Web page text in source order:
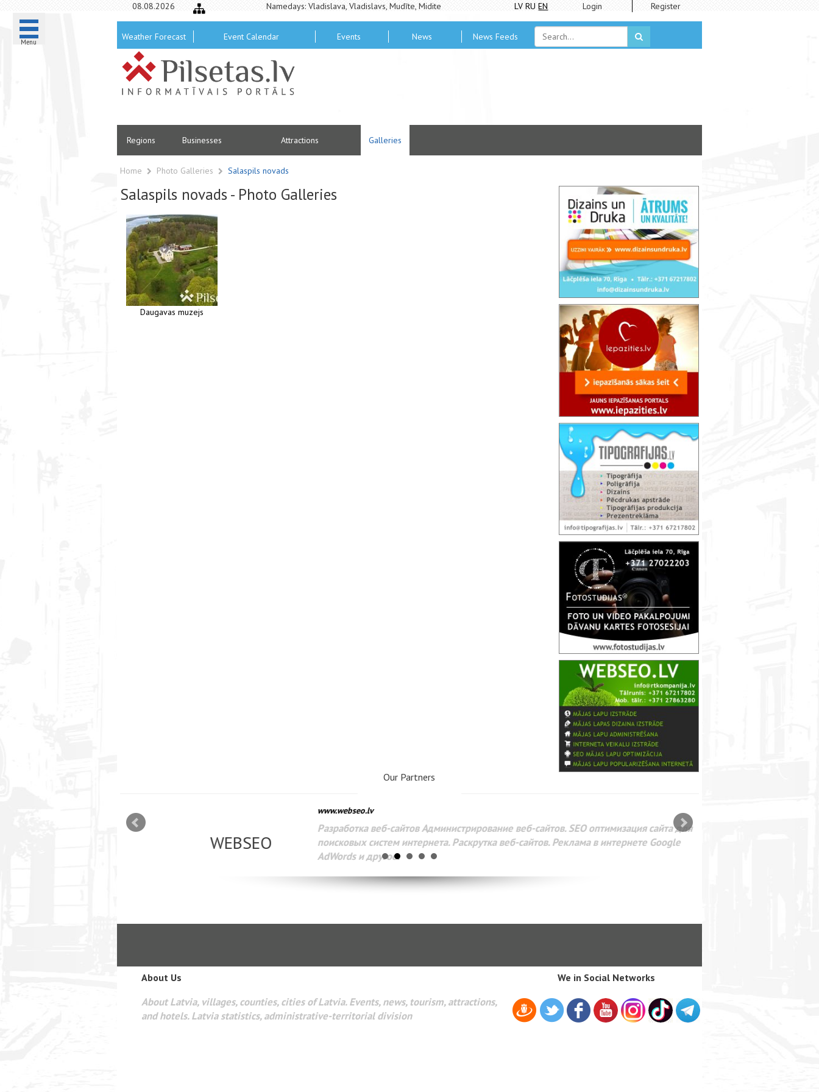
Menu
08.08.2026 Namedays: Vladislava, Vladislavs, Mudīte, Midite LV RU EN Login Register
Weather Forecast Event Calendar Events News News Feeds
Regions Businesses Attractions Galleries
Home Photo Galleries Salaspils novads
Salaspils novads - Photo Galleries
Daugavas muzejs
Our Partners
WEBSEO
www.webseo.lv
Разработка веб-сайтов Администрирование веб-сайтов. SEO оптимизация сайта для
поисковых систем интернета. Раскрутка веб-сайтов. Реклама в интернете Google
AdWords и другое.
About Us
About Latvia, villages, counties, cities of Latvia. Events, news, tourism, attractions,
and hotels. Latvia statistics, administrative-territorial division
We in Social Networks